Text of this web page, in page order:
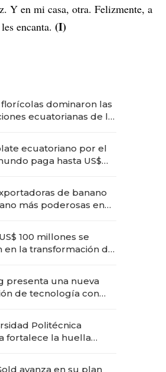
Y en mi casa, otra. Felizmente, a
encanta. (I)
florícolas dominaron las
ecuatorianas de la
ecuatoriano por el
paga hasta US$
de banano
más poderosas en
100 millones se
en la transformación de
presenta una nueva
de tecnología con
Politécnica
fortalece la huella
avanza en su plan